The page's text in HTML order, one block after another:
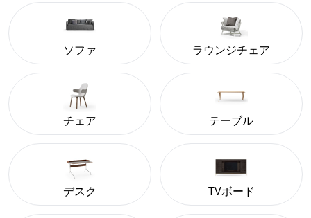
ソファ ラウンジチェア
チェア テーブル
デスク TVボード